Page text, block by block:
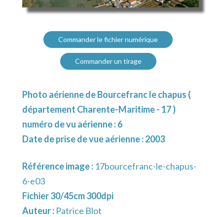
Commander le fichier numérique
Commander un tirage
Photo aérienne de Bourcefranc le chapus (
département Charente-Maritime - 17 )
numéro de vu aérienne : 6
Date de prise de vue aérienne : 2003
Référence image : 17bourcefranc-le-chapus-
6-e03
Fichier 30/45cm 300dpi
Auteur : Patrice Blot